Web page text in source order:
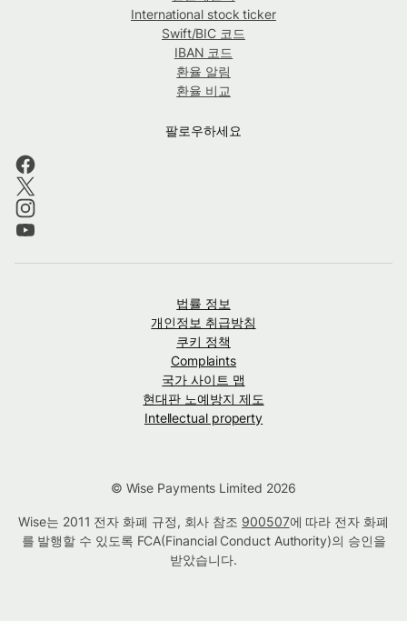
International stock ticker
Swift/BIC 코드
IBAN 코드
환율 알림
환율 비교
팔로우하세요
법률 정보
개인정보 취급방침
쿠키 정책
Complaints
국가 사이트 맵
현대판 노예방지 제도
Intellectual property
© Wise Payments Limited 2026
Wise는 2011 전자 화폐 규정, 회사 참조 900507에 따라 전자 화폐
를 발행할 수 있도록 FCA(Financial Conduct Authority)의 승인을
받았습니다.